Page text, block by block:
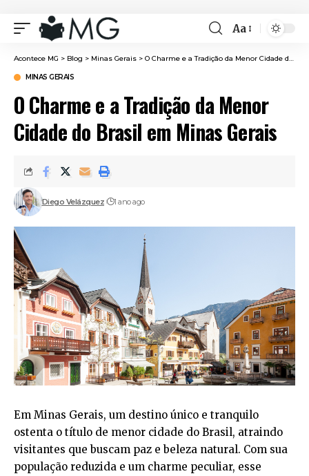
Font
Resizer
Aa
Acontece MG > Blog > Minas Gerais > O Charme e a Tradição da Menor Cidade do Brasil em Minas Gerais
MINAS GERAIS
O Charme e a Tradição da Menor
Cidade do Brasil em Minas Gerais
Diego Velázquez 1 ano ago
Em Minas Gerais, um destino único e tranquilo
ostenta o título de menor cidade do Brasil, atraindo
visitantes que buscam paz e beleza natural. Com sua
população reduzida e um charme peculiar, esse